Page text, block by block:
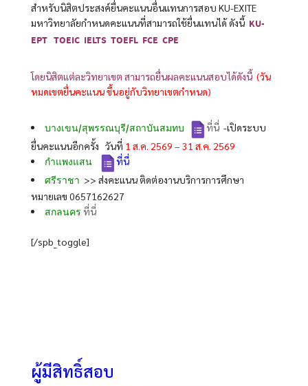
สำหรับนิสิตประสงค์ยื่นคะแนนอื่นแทนการสอบ KU-EXITE
มหาวิทยาลัยกำหนดคะแนนที่สามารถใช้ยื่นแทนได้ ดังนี้ KU-
EPT TOEIC IELTS TOEFL FCE CPE
โดยนิสิตแต่ละวิทยาเขต สามารถยื่นผลคะแนนสอบได้ดังนี้ (วัน
หมดเขตยื่นคะแนน ขึ้นอยู่กับวิทยาเขตกำหนด)
บางเขน/สุพรรณบุรี/สถาบันสมทบ ที่นี่ -เปิดระบบ
ยื่นคะแนนอีกครั้ง วันที่ 1 ส.ค. 2569 – 31 ส.ค. 2569
กำแพงแสน ที่นี่
ศรีราชา >> ส่งคะแนน ติดต่องานบริการการศึกษา
หมายเลข 0657162627
สกลนคร ที่นี่
[/spb_toggle]
ผู้มีสิทธิ์สอบ